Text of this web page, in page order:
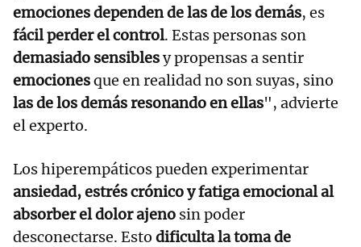
emociones dependen de las de los demás, es
fácil perder el control. Estas personas son
demasiado sensiblesy propensas a sentir
emocionesque en realidad no son suyas, sino
las de los demás resonando en ellas", advierte
el experto.
Los hiperempáticos pueden experimentar
ansiedad, estrés crónico y fatiga emocional al
absorber el dolor ajeno sin poder
desconectarse. Esto dificulta la toma de